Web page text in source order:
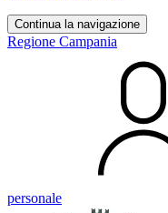
Continua la navigazione
Regione Campania
personale